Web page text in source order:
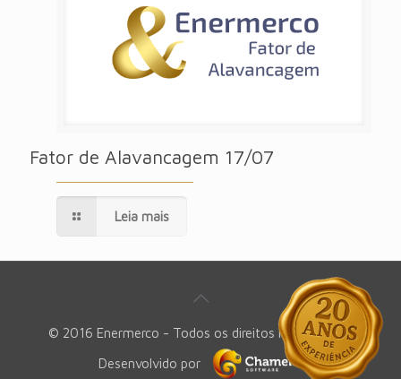
Fator de Alavancagem 17/07
Leia mais
© 2016 Enermerco - Todos os direitos reservados -
Desenvolvido por